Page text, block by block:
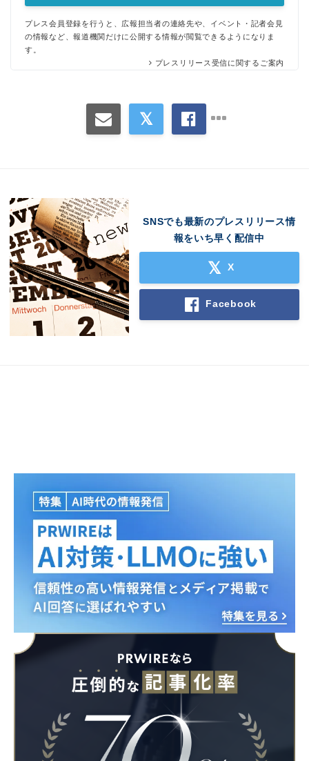
プレス会員登録を行うと、広報担当者の連絡先や、イベント・記者会見
の情報など、報道機関だけに公開する情報が閲覧できるようになりま
す。
プレスリリース受信に関するご案内
SNSでも最新のプレスリリース情
報をいち早く配信中
X
Facebook